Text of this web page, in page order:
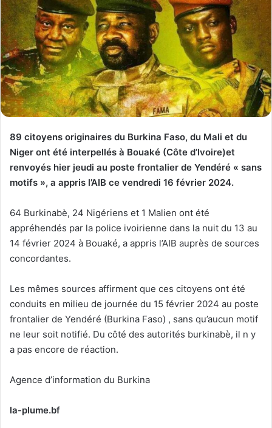
89 citoyens originaires du Burkina Faso, du Mali et du
Niger ont été interpellés à Bouaké (Côte d’Ivoire)et
renvoyés hier jeudi au poste frontalier de Yendéré « sans
motifs », a appris l’AIB ce vendredi 16 février 2024.
64 Burkinabè, 24 Nigériens et 1 Malien ont été
appréhendés par la police ivoirienne dans la nuit du 13 au
14 février 2024 à Bouaké, a appris l’AIB auprès de sources
concordantes.
Les mêmes sources affirment que ces citoyens ont été
conduits en milieu de journée du 15 février 2024 au poste
frontalier de Yendéré (Burkina Faso) , sans qu’aucun motif
ne leur soit notifié. Du côté des autorités burkinabè, il n y
a pas encore de réaction.
Agence d’information du Burkina
la-plume.bf